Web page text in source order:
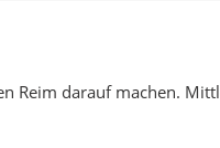
Reim darauf machen.